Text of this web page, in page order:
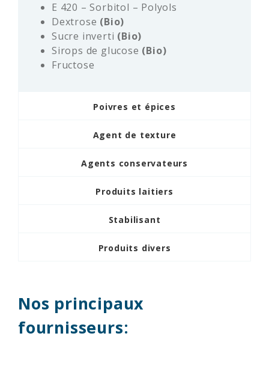
E 420 – Sorbitol – Polyols
Dextrose (Bio)
Sucre inverti (Bio)
Sirops de glucose (Bio)
Fructose
Poivres et épices
Agent de texture
Agents conservateurs
Produits laitiers
Stabilisant
Produits divers
Nos principaux
fournisseurs: